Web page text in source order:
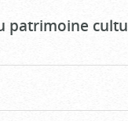
patrimoine